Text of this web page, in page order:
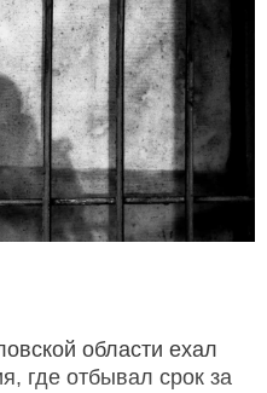
области ехал
где отбывал срок за